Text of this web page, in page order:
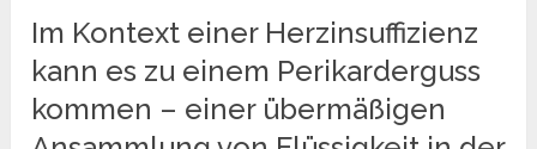
Im Kontext einer Herzinsuffizienz
kann es zu einem Perikarderguss
kommen – einer übermäßigen